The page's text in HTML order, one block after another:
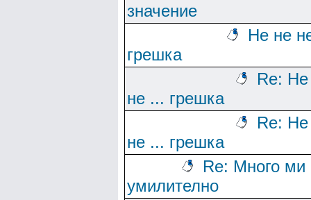
значение
Не не
грешка
Re:
не ... грешка
Re:
не ... грешка
Re: Много ми
умилително